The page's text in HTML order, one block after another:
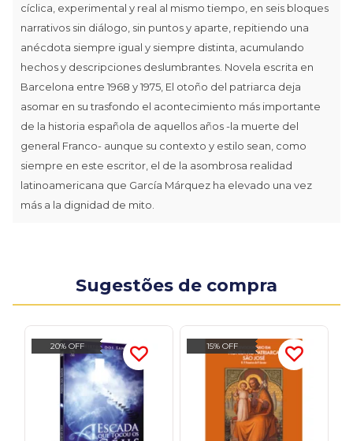
cíclica, experimental y real al mismo tiempo, en seis bloques
narrativos sin diálogo, sin puntos y aparte, repitiendo una
anécdota siempre igual y siempre distinta, acumulando
hechos y descripciones deslumbrantes. Novela escrita en
Barcelona entre 1968 y 1975, El otoño del patriarca deja
asomar en su trasfondo el acontecimiento más importante
de la historia española de aquellos años -la muerte del
general Franco- aunque su contexto y estilo sean, como
siempre en este escritor, el de la asombrosa realidad
latinoamericana que García Márquez ha elevado una vez
más a la dignidad de mito.
Sugestões de compra
20% OFF 15% OFF